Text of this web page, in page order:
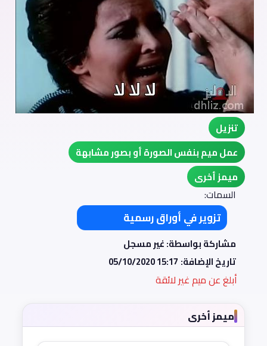
تنزيل
عمل ميم بنفس الصورة أو بصور مشابهة
ميمز أخرى
السمات:
تزوير في أوراق رسمية
مشاركة بواسطة: غير مسجل
تاريخ الإضافة: 05/10/2020 15:17
أبلغ عن ميم غير لائقة
ميمز أخرى